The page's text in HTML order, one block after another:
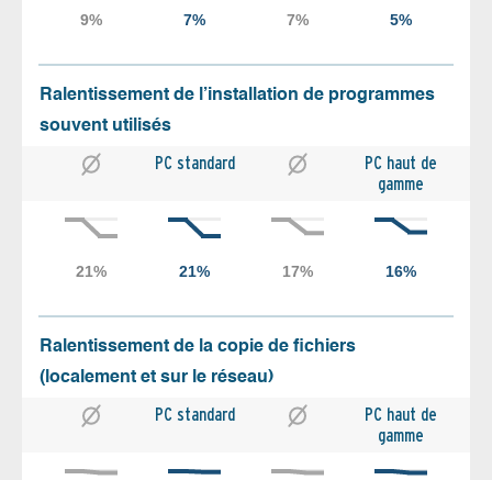
Ralentissement de l’installation de programmes
souvent utilisés
PC standard
PC haut de
gamme
Ralentissement de la copie de fichiers
(localement et sur le réseau)
PC standard
PC haut de
gamme